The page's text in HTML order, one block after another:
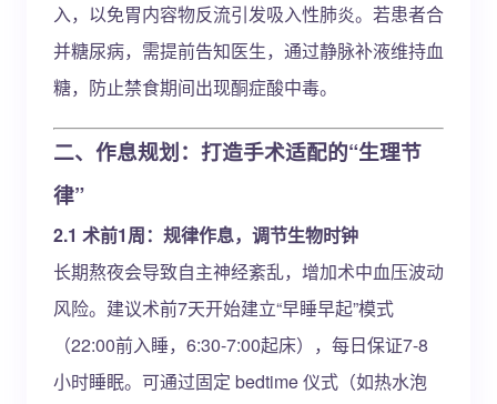
入，以免胃内容物反流引发吸入性肺炎。若患者合
并糖尿病，需提前告知医生，通过静脉补液维持血
糖，防止禁食期间出现酮症酸中毒。
二、作息规划：打造手术适配的“生理节
律”
2.1 术前1周：规律作息，调节生物时钟
长期熬夜会导致自主神经紊乱，增加术中血压波动
风险。建议术前7天开始建立“早睡早起”模式
（22:00前入睡，6:30-7:00起床），每日保证7-8
小时睡眠。可通过固定 bedtime 仪式（如热水泡